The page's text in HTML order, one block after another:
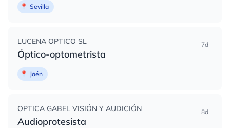
📍 Sevilla
LUCENA OPTICO SL
Óptico-optometrista
7d
📍 Jaén
OPTICA GABEL VISIÓN Y AUDICIÓN
Audioprotesista
8d